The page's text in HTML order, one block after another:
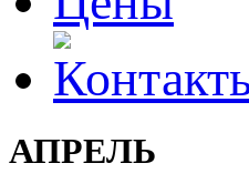
АПРЕЛЬ